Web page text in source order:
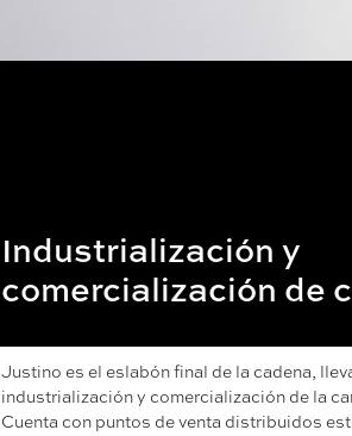
Industrialización y
comercialización de
Justino es el eslabón final de la cadena,
industrialización y comercialización de la
Cuenta con puntos de venta distribuidos